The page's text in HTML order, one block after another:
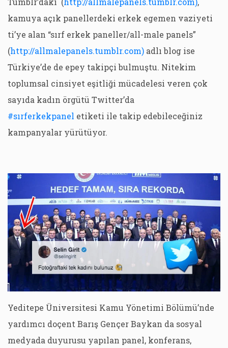
kamuya açık panellerdeki erkek egemen vaziyeti
ti’ye alan “sırf erkek paneller/all-male panels”
(http://allmalepanels.tumblr.com) adlı blog ise
Türkiye’de de epey takipçi bulmuştu. Nitekim
toplumsal cinsiyet eşitliği mücadelesi veren çok
sayıda kadın örgütü Twitter’da
#sırferkekpanel etiketi ile takip edebileceğiniz
kampanyalar yürütüyor.
Yeditepe Üniversitesi Kamu Yönetimi Bölümü’nde
yardımcı doçent Barış Gençer Baykan da sosyal
medyada duyurusu yapılan panel, konferans,